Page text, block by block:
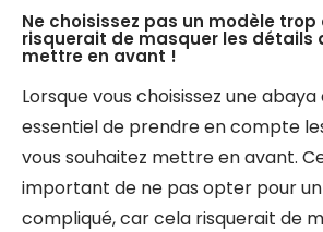
Ne choisissez pas un modèle
risquerait de masquer les détails
mettre en avant !
Lorsque vous choisissez une
essentiel de prendre en compte
vous souhaitez mettre en avant.
important de ne pas opter pour
compliqué, car cela risquerait de